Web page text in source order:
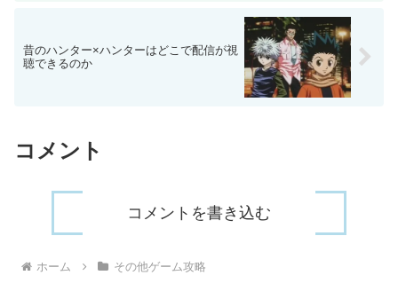
昔のハンター×ハンターはどこで配信が視
聴できるのか
コメント
コメントを書き込む
ホーム その他ゲーム攻略